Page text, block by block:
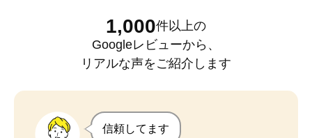
1,000件以上の
Googleレビューから、
リアルな声をご紹介します
信頼してます